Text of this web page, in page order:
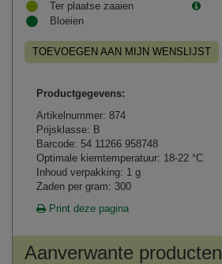
Ter plaatse zaaien
Bloeien
TOEVOEGEN AAN MIJN WENSLIJST
Productgegevens:
Artikelnummer: 874
Prijsklasse: B
Barcode: 54 11266 958748
Optimale kiemtemperatuur: 18-22 °C
Inhoud verpakking: 1 g
Zaden per gram: 300
Print deze pagina
Aanverwante producten